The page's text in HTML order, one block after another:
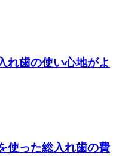
れ歯の使い心地がよ
使った総入れ歯の費